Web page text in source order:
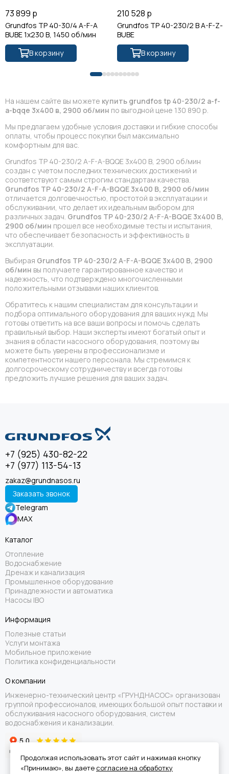
73 899 р
Grundfos TP 40-30/4 A-F-A
BUBE 1x230 В, 1450 об/мин
В корзину
210 528 р
Grundfos TP 40-230/2 B A-F-Z-
BUBE
В корзину
На нашем сайте вы можете купить grundfos tp 40-230/2 a-f-
a-bqqe 3x400 в, 2900 об/мин по выгодной цене 130 890 р.
Мы предлагаем удобные условия доставки и гибкие способы
оплаты, чтобы процесс покупки был максимально
комфортным для вас.
Grundfos TP 40-230/2 A-F-A-BQQE 3x400 В, 2900 об/мин
создан с учетом последних технических достижений и
соответствуют самым строгим стандартам качества.
Grundfos TP 40-230/2 A-F-A-BQQE 3x400 В, 2900 об/мин
отличается долговечностью, простотой в эксплуатации и
обслуживании, что делает их идеальным выбором для
различных задач. Grundfos TP 40-230/2 A-F-A-BQQE 3x400 В,
2900 об/мин прошел все необходимые тесты и испытания,
что обеспечивает безопасность и эффективность в
эксплуатации.
Выбирая Grundfos TP 40-230/2 A-F-A-BQQE 3x400 В, 2900
об/мин вы получаете гарантированное качество и
надежность, что подтверждено многочисленными
положительными отзывами наших клиентов.
Обратитесь к нашим специалистам для консультации и
подбора оптимального оборудования для ваших нужд. Мы
готовы ответить на все ваши вопросы и помочь сделать
правильный выбор. Наши эксперты имеют богатый опыт и
знания в области насосного оборудования, поэтому вы
можете быть уверены в профессионализме и
компетентности нашего персонала. Мы стремимся к
долгосроческому сотрудничеству и всегда готовы
предложить лучшие решения для ваших задач.
+7 (925) 430-82-22
+7 (977) 113-54-13
zakaz@grundnasos.ru
Заказать звонок
Telegram
MAX
Каталог
Отопление
Водоснабжение
Дренаж и канализация
Промышленное оборудование
Принадлежности и автоматика
Насосы IBO
Информация
Полезные статьи
Услуги монтажа
Мобильное приложение
Политика конфиденциальности
О компании
Инженерно-технический центр «ГРУНДНАСОС» организован
группой профессионалов, имеющих большой опыт поставки и
обслуживания насосного оборудования, систем
водоснабжения и канализации.
Продолжая использовать этот сайт и нажимая кнопку
«Принимаю», вы даете согласие на обработку